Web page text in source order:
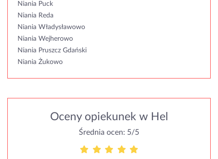
Niania Puck
Niania Reda
Niania Władysławowo
Niania Wejherowo
Niania Pruszcz Gdański
Niania Żukowo
Oceny opiekunek w Hel
Średnia ocen: 5/5